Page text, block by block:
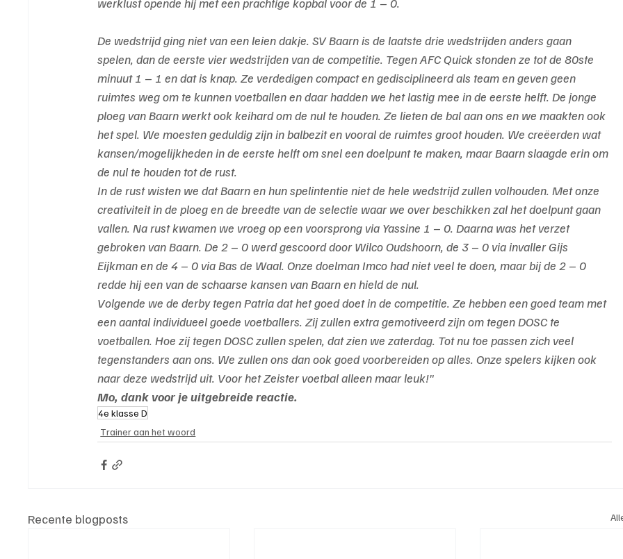
De wedstrijd ging niet van een leien dakje. SV Baarn is de laatste drie wedstrijden anders gaan
spelen, dan de eerste vier wedstrijden van de competitie. Tegen AFC Quick stonden ze tot de 80ste
minuut 1 – 1 en dat is knap. Ze verdedigen compact en gedisciplineerd als team en geven geen
ruimtes weg om te kunnen voetballen en daar hadden we het lastig mee in de eerste helft. De jonge
ploeg van Baarn werkt ook keihard om de nul te houden. Ze lieten de bal aan ons en we maakten ook
het spel. We moesten geduldig zijn in balbezit en vooral de ruimtes groot houden. We creëerden wat
kansen/mogelijkheden in de eerste helft om snel een doelpunt te maken, maar Baarn slaagde erin om
de nul te houden tot de rust.
In de rust wisten we dat Baarn en hun spelintentie niet de hele wedstrijd zullen volhouden. Met onze
creativiteit in de ploeg en de breedte van de selectie waar we over beschikken zal het doelpunt gaan
vallen. Na rust kwamen we vroeg op een voorsprong via Yassine 1 – 0. Daarna was het verzet
gebroken van Baarn. De 2 – 0 werd gescoord door Wilco Oudshoorn, de 3 – 0 via invaller Gijs
Eijkman en de 4 – 0 via Bas de Waal. Onze doelman Imco had niet veel te doen, maar bij de 2 – 0
redde hij een van de schaarse kansen van Baarn en hield de nul.
Volgende we de derby tegen Patria dat het goed doet in de competitie. Ze hebben een goed team met
een aantal individueel goede voetballers. Zij zullen extra gemotiveerd zijn om tegen DOSC te
voetballen. Hoe zij tegen DOSC zullen spelen, dat zien we zaterdag. Tot nu toe passen zich veel
tegenstanders aan ons. We zullen ons dan ook goed voorbereiden op alles. Onze spelers kijken ook
naar deze wedstrijd uit. Voor het Zeister voetbal alleen maar leuk!"
Mo, dank voor je uitgebreide reactie.
4e klasse D
Trainer aan het woord
Recente blogposts